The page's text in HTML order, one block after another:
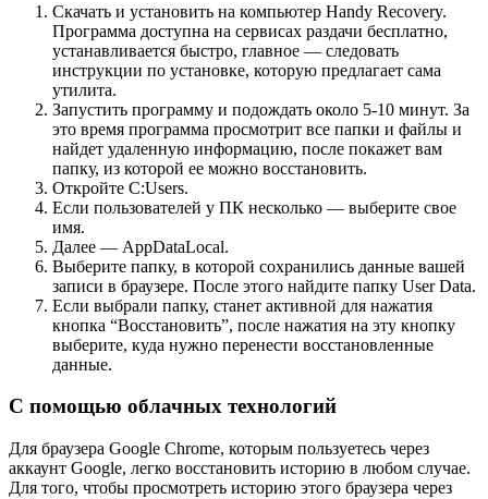
Скачать и установить на компьютер Handy Recovery.
Программа доступна на сервисах раздачи бесплатно,
устанавливается быстро, главное — следовать
инструкции по установке, которую предлагает сама
утилита.
Запустить программу и подождать около 5-10 минут. За
это время программа просмотрит все папки и файлы и
найдет удаленную информацию, после покажет вам
папку, из которой ее можно восстановить.
Откройте C:Users.
Если пользователей у ПК несколько — выберите свое
имя.
Далее — AppDataLocal.
Выберите папку, в которой сохранились данные вашей
записи в браузере. После этого найдите папку User Data.
Если выбрали папку, станет активной для нажатия
кнопка “Восстановить”, после нажатия на эту кнопку
выберите, куда нужно перенести восстановленные
данные.
С помощью облачных технологий
Для браузера Google Chrome, которым пользуетесь через
аккаунт Google, легко восстановить историю в любом случае.
Для того, чтобы просмотреть историю этого браузера через